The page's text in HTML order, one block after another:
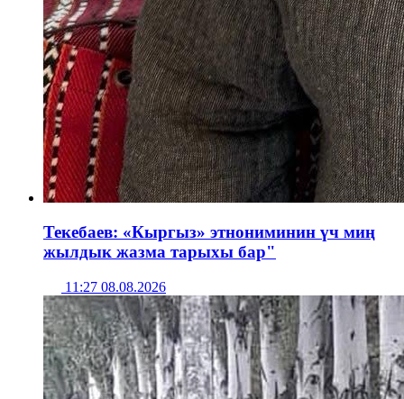
Текебаев: «Кыргыз» этнониминин үч миң
жылдык жазма тарыхы бар"
11:27 08.08.2026